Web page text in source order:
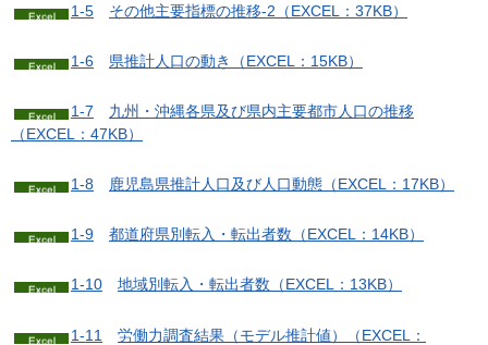
1-5 その他主要指標の推移-2（EXCEL：37KB）
1-6 県推計人口の動き（EXCEL：15KB）
1-7 九州・沖縄各県及び県内主要都市人口の推移
（EXCEL：47KB）
1-8 鹿児島県推計人口及び人口動態（EXCEL：17KB）
1-9 都道府県別転入・転出者数（EXCEL：14KB）
1-10 地域別転入・転出者数（EXCEL：13KB）
1-11 労働力調査結果（モデル推計値）（EXCEL：